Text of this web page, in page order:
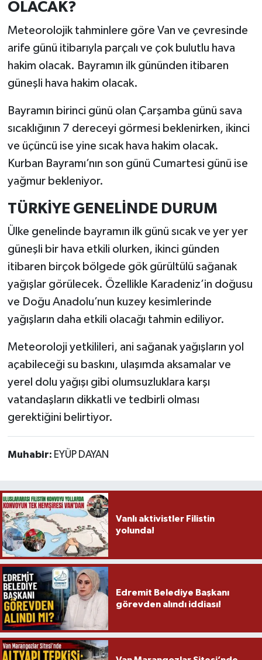
OLACAK?
Meteorolojik tahminlere göre Van ve çevresinde
arife günü itibarıyla parçalı ve çok bulutlu hava
hakim olacak. Bayramın ilk gününden itibaren
güneşli hava hakim olacak.
Bayramın birinci günü olan Çarşamba günü sava
sıcaklığının 7 dereceyi görmesi beklenirken, ikinci
ve üçüncü ise yine sıcak hava hakim olacak.
Kurban Bayramı’nın son günü Cumartesi günü ise
yağmur bekleniyor.
TÜRKİYE GENELİNDE DURUM
Ülke genelinde bayramın ilk günü sıcak ve yer yer
güneşli bir hava etkili olurken, ikinci günden
itibaren birçok bölgede gök gürültülü sağanak
yağışlar görülecek. Özellikle Karadeniz’in doğusu
ve Doğu Anadolu’nun kuzey kesimlerinde
yağışların daha etkili olacağı tahmin ediliyor.
Meteoroloji yetkilileri, ani sağanak yağışların yol
açabileceği su baskını, ulaşımda aksamalar ve
yerel dolu yağışı gibi olumsuzluklara karşı
vatandaşların dikkatli ve tedbirli olması
gerektiğini belirtiyor.
Muhabir: EYÜP DAYAN
Vanlı aktivistler Filistin
yolunda!
Edremit Belediye Başkanı
görevden alındı iddiası!